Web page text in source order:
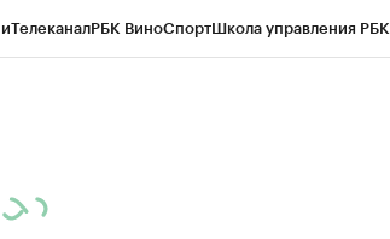
ТелеканалРБК ВиноСпортШкола управления РБК